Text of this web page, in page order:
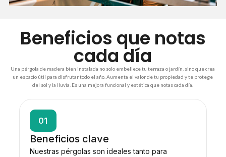
Beneficios que notas
cada día
Una pérgola de madera bien instalada no solo embellece tu terraza o jardín, sino que crea
un espacio útil para disfrutar todo el año. Aumenta el valor de tu propiedad y te protege
del sol y la lluvia. Es una mejora funcional y estética que notas cada día.
01
Beneficios clave
Nuestras pérgolas son ideales tanto para